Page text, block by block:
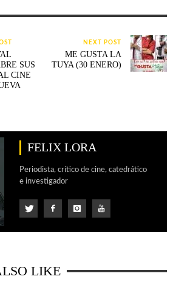
SUS
CINE
NEXT POST
ME GUSTA LA
TUYA (30 ENERO)
FELIX LORA
Periodista, crítico de cine, catedrático
e investigador
LIKE